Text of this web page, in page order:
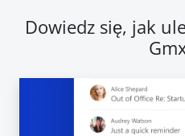
Dowiedz się, jak